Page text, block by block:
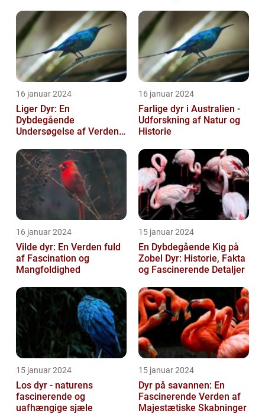
16 januar 2024
Liger Dyr: En
Dybdegående
Undersøgelse af Verdens
16 januar 2024
Farlige dyr i Australien -
Udforskning af Natur og
Historie
16 januar 2024
Vilde dyr: En Verden fuld
af Fascination og
Mangfoldighed
15 januar 2024
En Dybdegående Kig på
Zobel Dyr: Historie, Fakta
og Fascinerende Detaljer
15 januar 2024
Los dyr - naturens
fascinerende og
uafhængige sjæle
15 januar 2024
Dyr på savannen: En
Fascinerende Verden af
Majestætiske Skabninger